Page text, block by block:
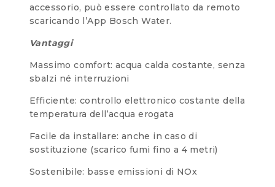
accessorio, può essere controllato da remoto
scaricando l’App Bosch Water.
Vantaggi
Massimo comfort: acqua calda costante, senza
sbalzi né interruzioni
Efficiente: controllo elettronico costante della
temperatura dell’acqua erogata
Facile da installare: anche in caso di
sostituzione (scarico fumi fino a 4 metri)
Sostenibile: basse emissioni di NOx